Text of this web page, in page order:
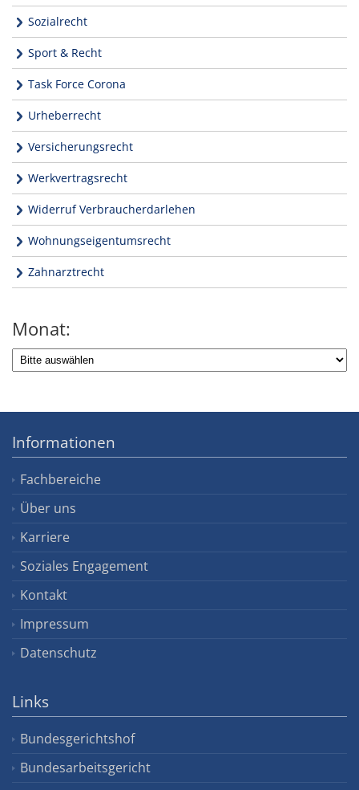
Sozialrecht
Sport & Recht
Task Force Corona
Urheberrecht
Versicherungsrecht
Werkvertragsrecht
Widerruf Verbraucherdarlehen
Wohnungseigentumsrecht
Zahnarztrecht
Monat:
Informationen
Fachbereiche
Über uns
Karriere
Soziales Engagement
Kontakt
Impressum
Datenschutz
Links
Bundesgerichtshof
Bundesarbeitsgericht